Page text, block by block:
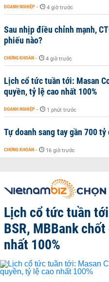
DOANH NGHIỆP - 4 giờ trước
Sau nhịp điều chỉnh mạnh,
phiếu nào?
CHỨNG KHOÁN - 4 giờ trước
Lịch cổ tức tuần tới: Masan
quyền, tỷ lệ cao nhất 100%
DOANH NGHIỆP - 1 phút trước
Tự doanh sang tay gần 700
CHỨNG KHOÁN - 16 giờ trước
Lịch cổ tức tuần
BSR, MBBank
nhất 100%